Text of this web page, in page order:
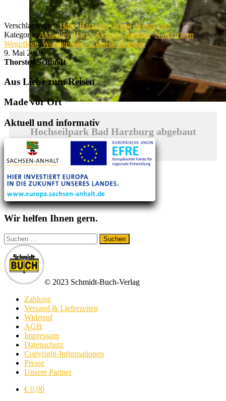
Hochseilpark Bad Harzburg abgebaut
entdecken
Verschlagwortet:Harz,Harzklub,Wege,Wegpflege
Kategorie: Aktuelles,Harz - Aktuelle Beiträge,Nachrichten,
Wegpflege, Wernigerode - Aktuelle Beiträge
9. Mai 2019
Thorsten Schmidt
Aus Liebe zum Reisen
Made vor Ort
Aktuell und informativ
Wir helfen Ihnen gern.
Suchen
nach:
© 2023 Schmidt-Buch-Verlag
Zahlung
Versand & Lieferzeiten
Widerruf
AGB
Impressum
Datenschutz
Copyright-Informationen
Presse
Unsere Partner
€ 0,00